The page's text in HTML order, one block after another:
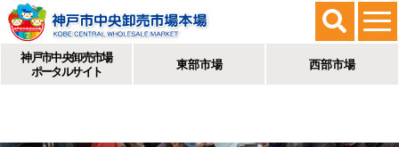
神戸市中央卸売市場
ポータルサイト
東部市場 西部市場